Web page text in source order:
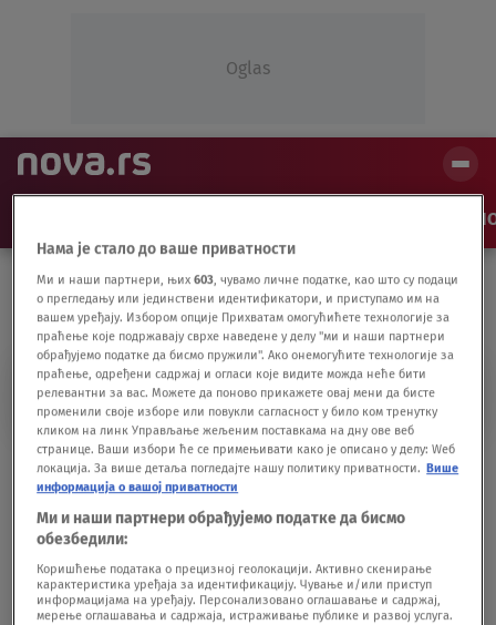
Oglas
HRVASTKA
Novinar RTL televizije povređen u Zagrebu
na protestu protiv kovid propusnica
SVET20.11.21.
državna vila na Hvaru
SVET14.08.21.
Нама је стало до ваше приватности
Ми и наши партнери, њих603, чувамо личне податке, као што су подаци
о прегледању или јединствени идентификатори, и приступамо им на
вашем уређају. Избором опције Прихватам омогућићете технологије за
праћење које подржавају сврхе наведене у делу "ми и наши партнери
обрађујемо податке да бисмо пружили". Ако онемогућите технологије за
праћење, одређени садржај и огласи које видите можда неће бити
релевантни за вас. Можете да поново прикажете овај мени да бисте
променили своје изборе или повукли сагласност у било ком тренутку
кликом на линк Управљање жељеним поставкама на дну ове веб
странице. Ваши избори ће се примењивати како је описано у делу: Wеб
локација. За више детаља погледајте нашу политику приватности. Више
информација о вашој приватности
Ми и наши партнери обрађујемо податке да бисмо
обезбедили:
Коришћење података о прецизној геолокацији. Активно скенирање
карактеристика уређаја за идентификацију. Чување и/или приступ
информацијама на уређају. Персонализовано оглашавање и садржај,
мерење оглашавања и садржаја, истраживање публике и развој услуга.